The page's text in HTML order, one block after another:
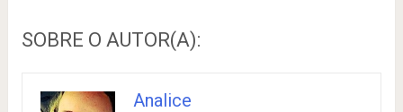
SOBRE O AUTOR(A):
Analice